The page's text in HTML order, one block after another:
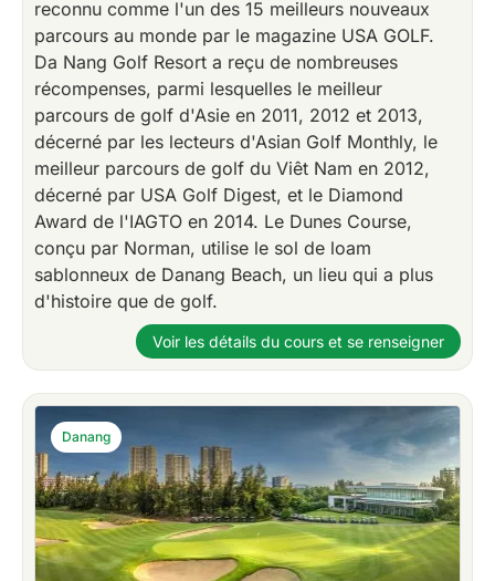
reconnu comme l'un des 15 meilleurs nouveaux
parcours au monde par le magazine USA GOLF.
Da Nang Golf Resort a reçu de nombreuses
récompenses, parmi lesquelles le meilleur
parcours de golf d'Asie en 2011, 2012 et 2013,
décerné par les lecteurs d'Asian Golf Monthly, le
meilleur parcours de golf du Viêt Nam en 2012,
décerné par USA Golf Digest, et le Diamond
Award de l'IAGTO en 2014. Le Dunes Course,
conçu par Norman, utilise le sol de loam
sablonneux de Danang Beach, un lieu qui a plus
d'histoire que de golf.
Voir les détails du cours et se renseigner
Danang